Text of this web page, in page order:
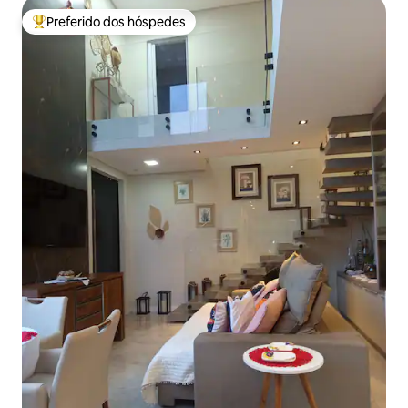
Entre os melhores preferidos dos hóspedes
Preferido dos hóspedes